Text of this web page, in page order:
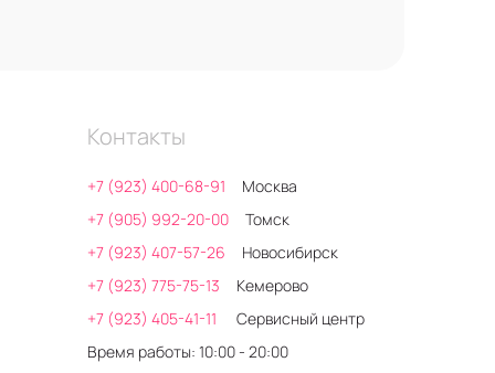
Контакты
+7 (923) 400-68-91
Москва
+7 (905) 992-20-00
Томск
+7 (923) 407-57-26
Новосибирск
+7 (923) 775-75-13
Кемерово
+7 (923) 405-41-11
Сервисный центр
Время работы: 10:00 - 20:00